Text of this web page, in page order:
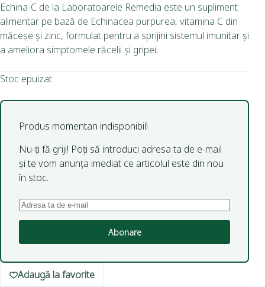
Echina-C de la Laboratoarele Remedia este un supliment
alimentar pe bază de Echinacea purpurea, vitamina C din
măceșe și zinc, formulat pentru a sprijini sistemul imunitar și
a ameliora simptomele răcelii și gripei.
Stoc epuizat
Produs momentan indisponibil!
Nu-ți fă griji! Poți să introduci adresa ta de e-mail
și te vom anunța imediat ce articolul este din nou
în stoc.
Abonare
Adaugă la favorite